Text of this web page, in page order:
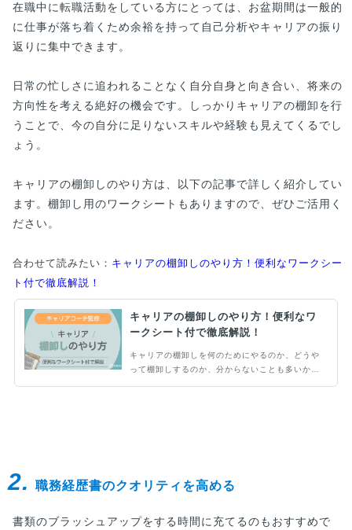
在職中に転職活動をしている方にとっては、お盆期間は一般的
に仕事が落ち着くため余裕を持って自己分析やキャリアの振り
返りに集中できます。
日常の忙しさに追われることなく自分自身と向き合い、将来の
方向性を考える絶好の機会です。しっかりキャリアの棚卸を行
うことで、今の自分に足りないスキルや経験も見えてくるでし
ょう。
キャリアの棚卸しのやり方は、以下の記事で詳しく紹介してい
ます。棚卸し用のワークシートもありますので、ぜひご活用く
ださい。
合わせて読みたい： キャリアの棚卸しのやり方！便利なワークシー
ト付で徹底解説！
キャリアの棚卸しのやり方！便利なワ
ークシート付で徹底解説！
キャリアの棚卸しを何のためにやるのか、どうや
って棚卸しするのか、分からないことも多いかも
2. 職務経歴書のクオリティを高める
書類のブラッシュアップをする時間に充てるのもおすすめで